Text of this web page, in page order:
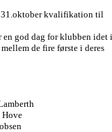
31.oktober kvalifikation til
en god dag for klubben idet i
de fire første i deres
Hove